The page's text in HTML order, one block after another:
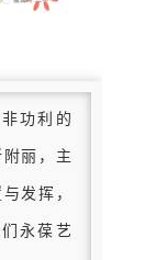
功利的
丽，主
发挥，
永葆艺